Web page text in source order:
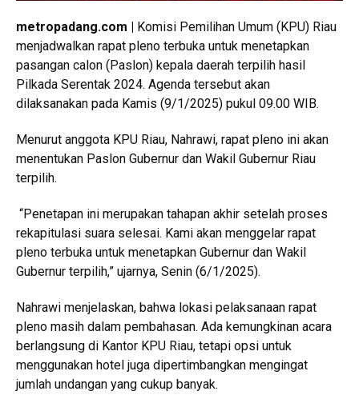
metropadang.com |
Komisi Pemilihan Umum (KPU) Riau
menjadwalkan rapat pleno terbuka untuk menetapkan
pasangan calon (Paslon) kepala daerah terpilih hasil
Pilkada Serentak 2024. Agenda tersebut akan
dilaksanakan pada Kamis (9/1/2025) pukul 09.00 WIB.
Menurut anggota KPU Riau, Nahrawi, rapat pleno ini akan
menentukan Paslon Gubernur dan Wakil Gubernur Riau
terpilih.
“Penetapan ini merupakan tahapan akhir setelah proses
rekapitulasi suara selesai. Kami akan menggelar rapat
pleno terbuka untuk menetapkan Gubernur dan Wakil
Gubernur terpilih,” ujarnya, Senin (6/1/2025).
Nahrawi menjelaskan, bahwa lokasi pelaksanaan rapat
pleno masih dalam pembahasan. Ada kemungkinan acara
berlangsung di Kantor KPU Riau, tetapi opsi untuk
menggunakan hotel juga dipertimbangkan mengingat
jumlah undangan yang cukup banyak.